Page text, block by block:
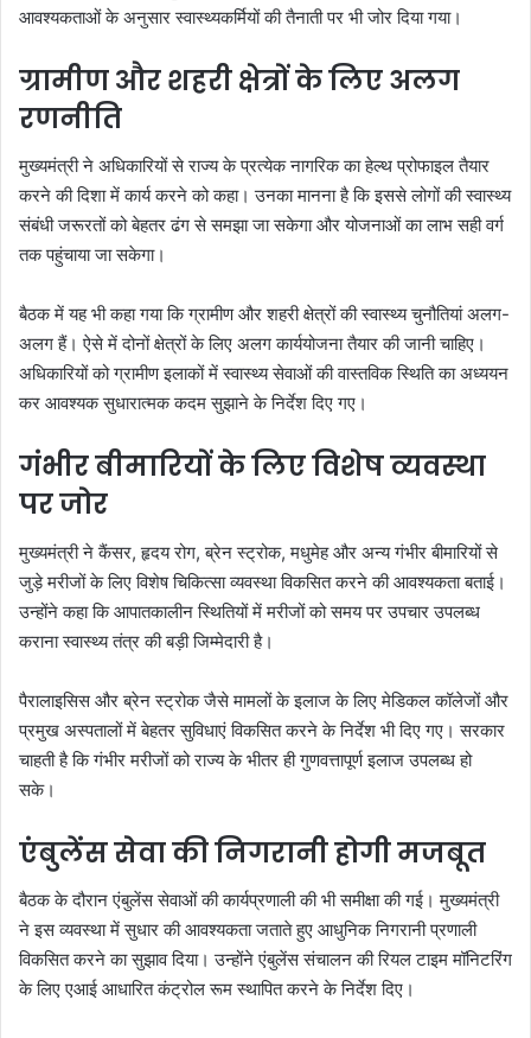
आवश्यकताओं के अनुसार स्वास्थ्यकर्मियों की तैनाती पर भी जोर दिया गया।
ग्रामीण और शहरी क्षेत्रों के लिए अलग
रणनीति
मुख्यमंत्री ने अधिकारियों से राज्य के प्रत्येक नागरिक का हेल्थ प्रोफाइल तैयार
करने की दिशा में कार्य करने को कहा। उनका मानना है कि इससे लोगों की स्वास्थ्य
संबंधी जरूरतों को बेहतर ढंग से समझा जा सकेगा और योजनाओं का लाभ सही वर्ग
तक पहुंचाया जा सकेगा।
बैठक में यह भी कहा गया कि ग्रामीण और शहरी क्षेत्रों की स्वास्थ्य चुनौतियां अलग-
अलग हैं। ऐसे में दोनों क्षेत्रों के लिए अलग कार्ययोजना तैयार की जानी चाहिए।
अधिकारियों को ग्रामीण इलाकों में स्वास्थ्य सेवाओं की वास्तविक स्थिति का अध्ययन
कर आवश्यक सुधारात्मक कदम सुझाने के निर्देश दिए गए।
गंभीर बीमारियों के लिए विशेष व्यवस्था
पर जोर
मुख्यमंत्री ने कैंसर, हृदय रोग, ब्रेन स्ट्रोक, मधुमेह और अन्य गंभीर बीमारियों से
जुड़े मरीजों के लिए विशेष चिकित्सा व्यवस्था विकसित करने की आवश्यकता बताई।
उन्होंने कहा कि आपातकालीन स्थितियों में मरीजों को समय पर उपचार उपलब्ध
कराना स्वास्थ्य तंत्र की बड़ी जिम्मेदारी है।
पैरालाइसिस और ब्रेन स्ट्रोक जैसे मामलों के इलाज के लिए मेडिकल कॉलेजों और
प्रमुख अस्पतालों में बेहतर सुविधाएं विकसित करने के निर्देश भी दिए गए। सरकार
चाहती है कि गंभीर मरीजों को राज्य के भीतर ही गुणवत्तापूर्ण इलाज उपलब्ध हो
सके।
एंबुलेंस सेवा की निगरानी होगी मजबूत
बैठक के दौरान एंबुलेंस सेवाओं की कार्यप्रणाली की भी समीक्षा की गई। मुख्यमंत्री
ने इस व्यवस्था में सुधार की आवश्यकता जताते हुए आधुनिक निगरानी प्रणाली
विकसित करने का सुझाव दिया। उन्होंने एंबुलेंस संचालन की रियल टाइम मॉनिटरिंग
के लिए एआई आधारित कंट्रोल रूम स्थापित करने के निर्देश दिए।